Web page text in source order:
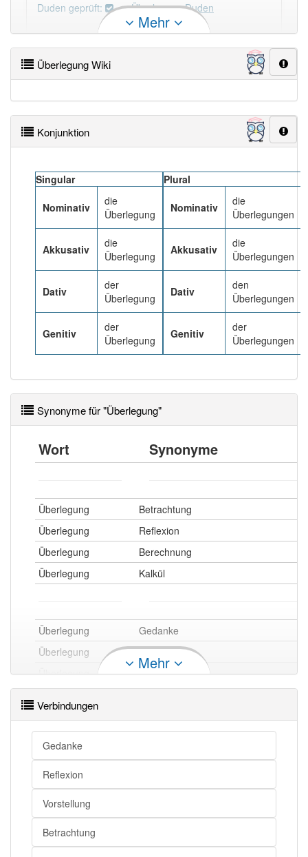
Duden geprüft: Überlegung Duden
×
Wörter, die mit "-ung" enden, haben fast immer
DER:
Beispiele
DAS:2Ausnahmen
PowerIndex:217
Häufigkeit: 6 von 10
Wörter mit Endung-Überlegung
Wörter mit Endung-Überlegung
aber mit einem
anderen Artikeldie: 0
93% unserer Spielapp-Nutzer haben den Artikel
korrekt erraten.
Mehr
Überlegung Wiki
Konjunktion
Singular
Nominativ
die
Überlegung
Akkusativ
die
Überlegung
Dativ
der
Überlegung
Genitiv
der
Überlegung
Plural
Nominativ
die
Überlegungen
Akkusativ
die
Überlegungen
Dativ
den
Überlegungen
Genitiv
der
Überlegungen
Synonyme für "Überlegung"
Wort Synonyme
Überlegung
Betrachtung
Überlegung
Reflexion
Überlegung
Berechnung
Überlegung
Kalkül
Überlegung
Gedanke
Überlegung
Erwägung
Überlegung
Vorstellung
Überlegung
Erörterung
Überlegung
Überlegung
Überlegung
Behandlung
Mehr
Verbindungen
Gedanke
Reflexion
Vorstellung
Betrachtung